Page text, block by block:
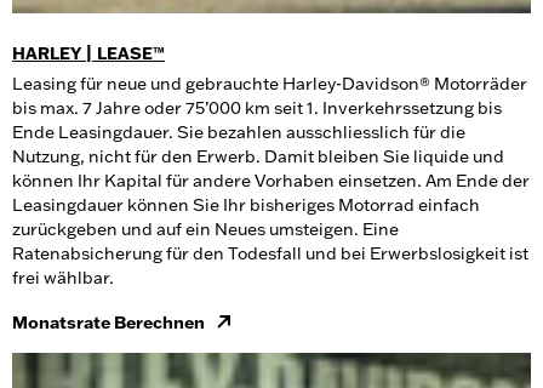
HARLEY | LEASE™
Leasing für neue und gebrauchte Harley-Davidson® Motorräder
bis max. 7 Jahre oder 75’000 km seit 1. Inverkehrssetzung bis
Ende Leasingdauer. Sie bezahlen ausschliesslich für die
Nutzung, nicht für den Erwerb. Damit bleiben Sie liquide und
können Ihr Kapital für andere Vorhaben einsetzen. Am Ende der
Leasingdauer können Sie Ihr bisheriges Motorrad einfach
zurückgeben und auf ein Neues umsteigen. Eine
Ratenabsicherung für den Todesfall und bei Erwerbslosigkeit ist
frei wählbar.
Monatsrate Berechnen